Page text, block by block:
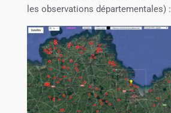
les observations départementales) :